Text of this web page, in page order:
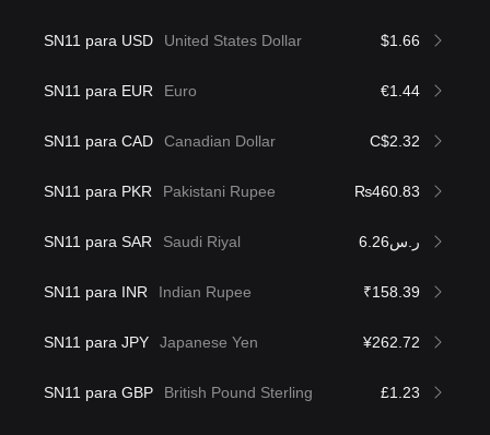
SN11 para USD United States Dollar $1.66
SN11 para EUR Euro €1.44
SN11 para CAD Canadian Dollar C$2.32
SN11 para PKR Pakistani Rupee ₨460.83
SN11 para SAR Saudi Riyal ر.س6.26
SN11 para INR Indian Rupee ₹158.39
SN11 para JPY Japanese Yen ¥262.72
SN11 para GBP British Pound Sterling £1.23